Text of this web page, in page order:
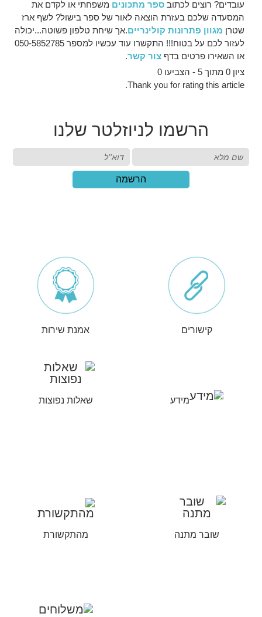
עובדים? רוצים לכתוב ספר מתכונים משפחתי או לקדם את
המסעדה שלכם בעזרת הוצאה לאור של ספר בישול? לשף ארז
שטרן מגוון פתרונות קולינריים.אך שיחת טלפון פשוטה...יכולה
לעזור לכם על בטוח!!! התקשרו עוד עכשיו למספר 050-5852785
או השאירו פרטים בדף צור קשר.
ציון 0 מתוך 5 - הצביעו 0
Thank you for rating this article.
הרשמו לניוזלטר שלנו
הרשמה
קישורים אמנת שירות
מידע שאלות נפוצות
שובר מתנה מהתקשורת